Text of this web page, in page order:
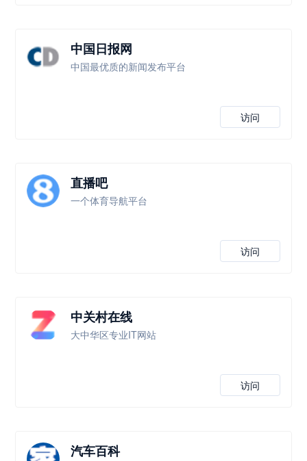
中国日报网
中国最优质的新闻发布平台
访问
直播吧
一个体育导航平台
访问
中关村在线
大中华区专业IT网站
访问
汽车百科